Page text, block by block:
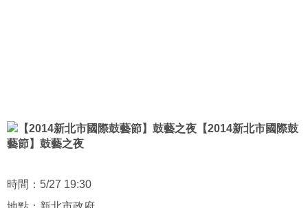
【2014新北市國際鼓
藝節】鼓藝之夜
時間：5/27 19:30